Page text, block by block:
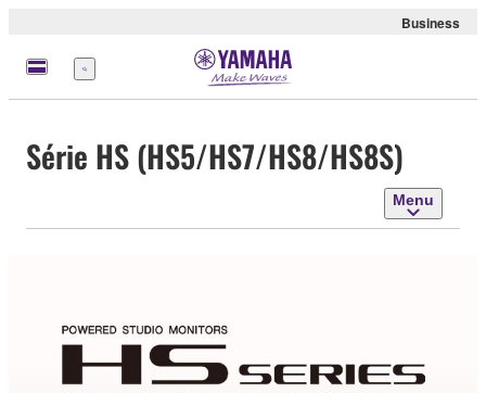
Business
Menu
Série HS (HS5/HS7/HS8/HS8S)
Menu